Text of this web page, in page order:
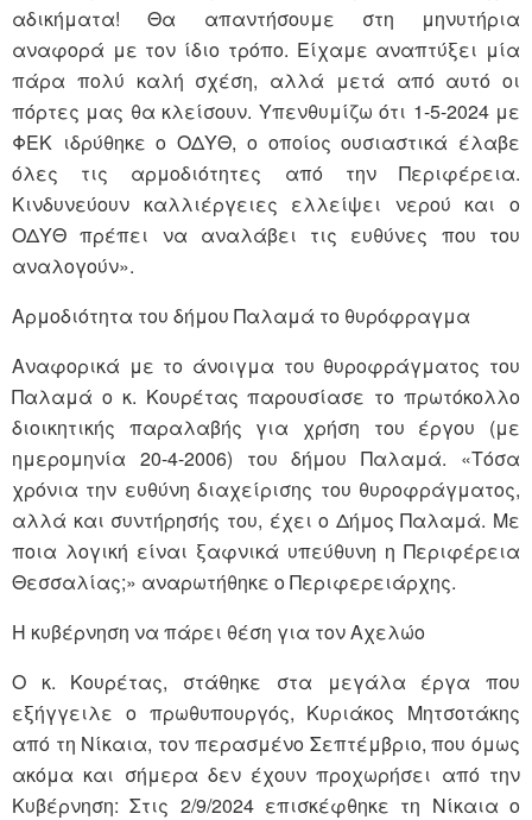
αδικήματα! Θα απαντήσουμε στη μηνυτήρια
αναφορά με τον ίδιο τρόπο. Είχαμε αναπτύξει μία
πάρα πολύ καλή σχέση, αλλά μετά από αυτό οι
πόρτες μας θα κλείσουν. Υπενθυμίζω ότι 1-5-2024 με
ΦΕΚ ιδρύθηκε ο ΟΔΥΘ, ο οποίος ουσιαστικά έλαβε
όλες τις αρμοδιότητες από την Περιφέρεια.
Κινδυνεύουν καλλιέργειες ελλείψει νερού και ο
ΟΔΥΘ πρέπει να αναλάβει τις ευθύνες που του
αναλογούν».
Αρμοδιότητα του δήμου Παλαμά το θυρόφραγμα
Αναφορικά με το άνοιγμα του θυροφράγματος του
Παλαμά ο κ. Κουρέτας παρουσίασε το πρωτόκολλο
διοικητικής παραλαβής για χρήση του έργου (με
ημερομηνία 20-4-2006) του δήμου Παλαμά. «Τόσα
χρόνια την ευθύνη διαχείρισης του θυροφράγματος,
αλλά και συντήρησής του, έχει ο Δήμος Παλαμά. Με
ποια λογική είναι ξαφνικά υπεύθυνη η Περιφέρεια
Θεσσαλίας;» αναρωτήθηκε ο Περιφερειάρχης.
Η κυβέρνηση να πάρει θέση για τον Αχελώο
Ο κ. Κουρέτας, στάθηκε στα μεγάλα έργα που
εξήγγειλε ο πρωθυπουργός, Κυριάκος Μητσοτάκης
από τη Νίκαια, τον περασμένο Σεπτέμβριο, που όμως
ακόμα και σήμερα δεν έχουν προχωρήσει από την
Κυβέρνηση: Στις 2/9/2024 επισκέφθηκε τη Νίκαια ο